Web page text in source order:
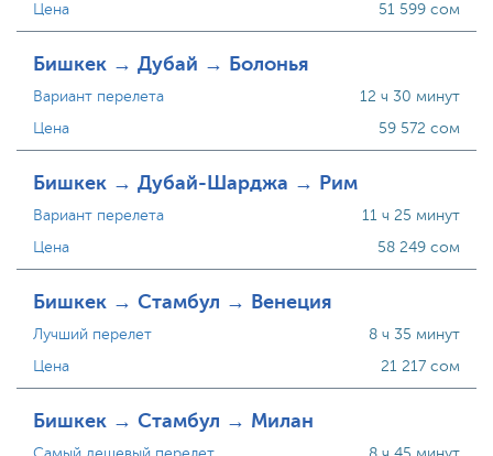
Цена
51 599 сом
Бишкек → Дубай → Болонья
Вариант перелета
Цена
12 ч 30 минут
59 572 сом
Бишкек → Дубай-Шарджа → Рим
Вариант перелета
Цена
11 ч 25 минут
58 249 сом
Бишкек → Стамбул → Венеция
Лучший перелет
Цена
8 ч 35 минут
21 217 сом
Бишкек → Стамбул → Милан